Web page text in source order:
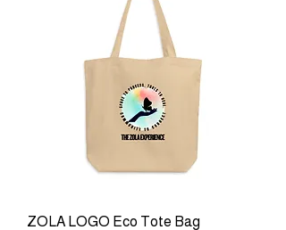
ZOLA LOGO Eco Tote Bag